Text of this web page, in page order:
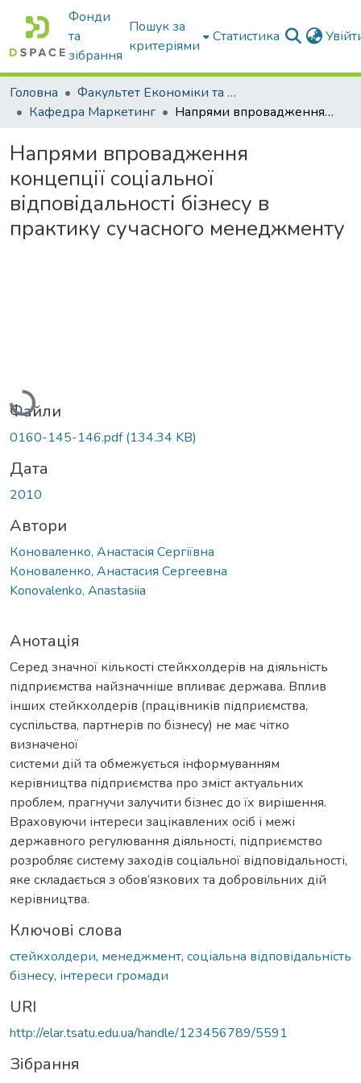
Фонди
та
зібрання
Пошук за
критеріями
Статистика
Головна
Факультет Економіки та бізнесу
Кафедра Маркетинг
Напрями впровадження концепції соціальної відповідальності бізнесу в практику сучасного менеджменту
Напрями впровадження
концепції соціальної
відповідальності бізнесу в
практику сучасного менеджменту
Вантажиться...
Файли
0160-145-146.pdf(134.34 KB)
Дата
2010
Автори
Коноваленко, Анастасія Сергіївна
Коноваленко, Анастасия Сергеевна
Konovalenko, Anastasiia
Анотація
Серед значної кількості стейкхолдерів на діяльність
підприємства найзначніше впливає держава. Вплив
інших стейкхолдерів (працівників підприємства,
суспільства, партнерів по бізнесу) не має чітко
визначеної
системи дій та обмежується інформуванням
керівництва підприємства про зміст актуальних
проблем, прагнучи залучити бізнес до їх вирішення.
Враховуючи інтереси зацікавлених осіб і межі
державного регулювання діяльності, підприємство
розробляє систему заходів соціальної відповідальності,
яке складається з обов’язкових та добровільних дій
керівництва.
Ключові слова
стейкхолдери, менеджмент, соціальна відповідальність
бізнесу, інтереси громади
URI
http://elar.tsatu.edu.ua/handle/123456789/5591
Зібрання